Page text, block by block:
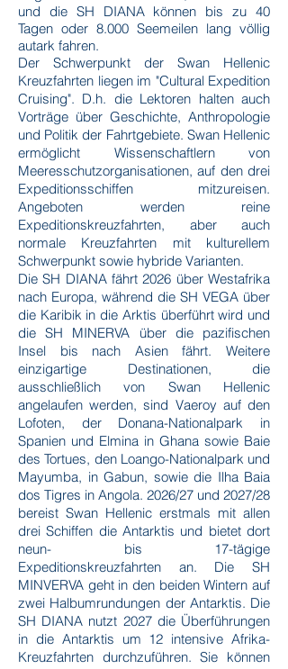
und die SH DIANA können bis zu 40
Tagen oder 8.000 Seemeilen lang völlig
autark fahren.
Der Schwerpunkt der Swan Hellenic
Kreuzfahrten liegen im "Cultural Expedition
Cruising". D.h. die Lektoren halten auch
Vorträge über Geschichte, Anthropologie
und Politik der Fahrtgebiete. Swan Hellenic
ermöglicht Wissenschaftlern von
Meeresschutzorganisationen, auf den drei
Expeditionsschiffen mitzureisen.
Angeboten werden reine
Expeditionskreuzfahrten, aber auch
normale Kreuzfahrten mit kulturellem
Schwerpunkt sowie hybride Varianten.
Die SH DIANA fährt 2026 über Westafrika
nach Europa, während die SH VEGA über
die Karibik in die Arktis überführt wird und
die SH MINERVA über die pazifischen
Insel bis nach Asien fährt. Weitere
einzigartige Destinationen, die
ausschließlich von Swan Hellenic
angelaufen werden, sind Vaeroy auf den
Lofoten, der Donana-Nationalpark in
Spanien und Elmina in Ghana sowie Baie
des Tortues, den Loango-Nationalpark und
Mayumba, in Gabun, sowie die Ilha Baia
dos Tigres in Angola. 2026/27 und 2027/28
bereist Swan Hellenic erstmals mit allen
drei Schiffen die Antarktis und bietet dort
neun- bis 17-tägige
Expeditionskreuzfahrten an. Die SH
MINVERVA geht in den beiden Wintern auf
zwei Halbumrundungen der Antarktis. Die
SH DIANA nutzt 2027 die Überführungen
in die Antarktis um 12 intensive Afrika-
Kreuzfahrten durchzuführen. Sie können